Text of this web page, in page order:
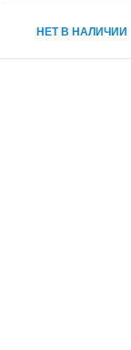
НЕТ В НАЛИЧИИ